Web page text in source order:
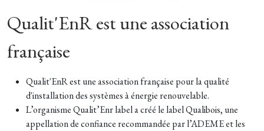
Qualit'EnR est une association
française
Qualit'EnR est une association française pour la qualité
d'installation des systèmes à énergie renouvelable.
L’organisme Qualit’Enr label a créé le label Qualibois, une
appellation de confiance recommandée par l’ADEME et les